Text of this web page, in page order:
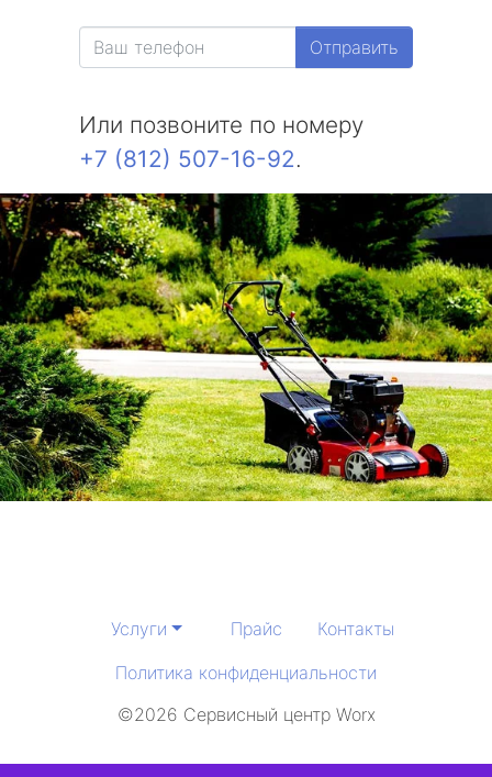
Отправить
Или позвоните по номеру
+7 (812) 507-16-92.
Услуги Прайс
Контакты
Политика конфиденциальности
©2026 Сервисный центр Worx